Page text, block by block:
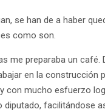
se han de a haber
como son.
me preparaba un
en la
con mucho esfuerzo
facilitándose